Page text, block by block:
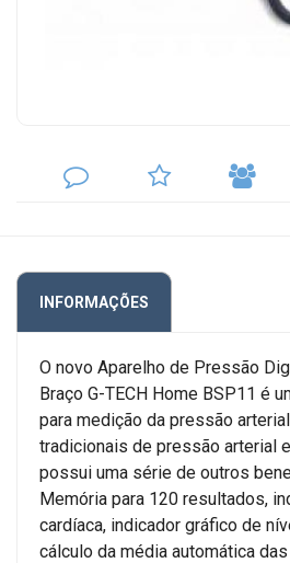
DEIXE
COMENTÁRIO
MINHA
LISTA
INDIQUE
INFORMAÇÕES
O novo Aparelho de Pressão
Braço G-TECH Home BSP11 é
para medição da pressão
tradicionais de pressão arterial
possui uma série de outros
Memória para 120 resultados,
cardíaca, indicador gráfico de
cálculo da média automática